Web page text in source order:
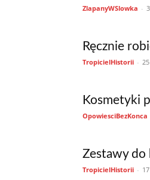
ZlapanyWSlowka -
Ręcznie
TropicielHistorii -
Kosmetyki
OpowiesciBezKonca
Zestawy do
TropicielHistorii -